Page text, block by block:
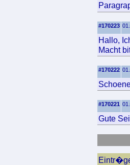
#170223
Hallo,
Macht
#170222
#170221
Gute